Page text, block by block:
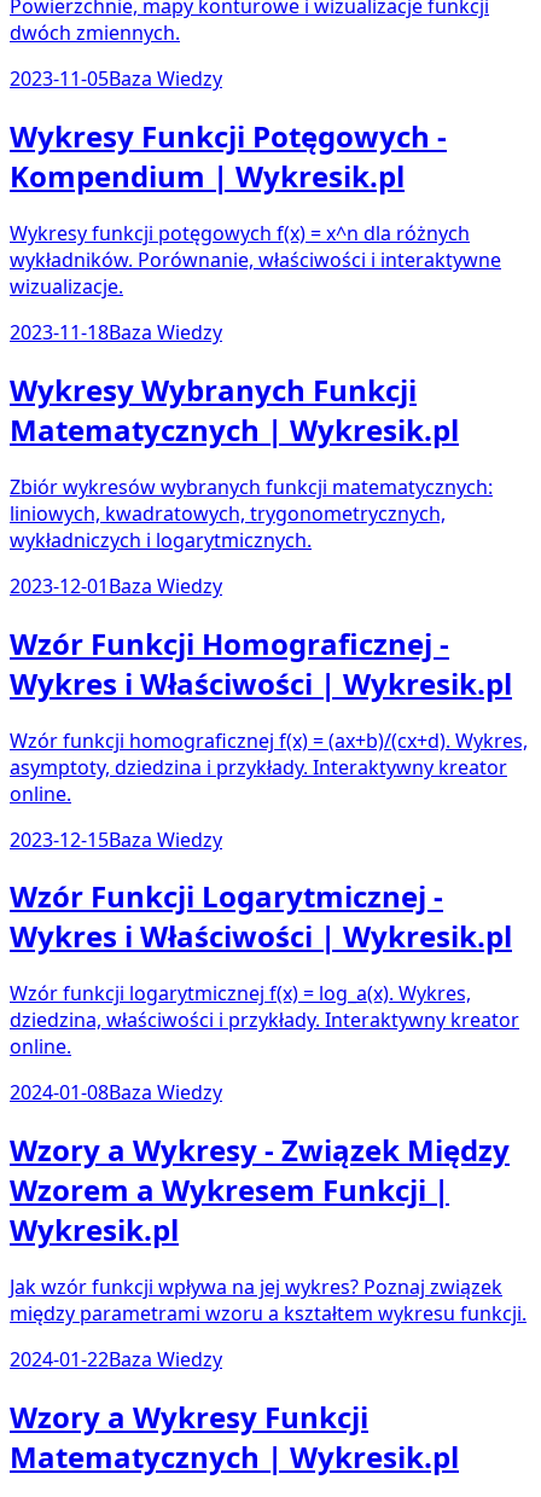
Powierzchnie, mapy konturowe i wizualizacje funkcji
dwóch zmiennych.
2023-11-05Baza Wiedzy
Wykresy Funkcji Potęgowych -
Kompendium | Wykresik.pl
Wykresy funkcji potęgowych f(x) = x^n dla różnych
wykładników. Porównanie, właściwości i interaktywne
wizualizacje.
2023-11-18Baza Wiedzy
Wykresy Wybranych Funkcji
Matematycznych | Wykresik.pl
Zbiór wykresów wybranych funkcji matematycznych:
liniowych, kwadratowych, trygonometrycznych,
wykładniczych i logarytmicznych.
2023-12-01Baza Wiedzy
Wzór Funkcji Homograficznej -
Wykres i Właściwości | Wykresik.pl
Wzór funkcji homograficznej f(x) = (ax+b)/(cx+d). Wykres,
asymptoty, dziedzina i przykłady. Interaktywny kreator
online.
2023-12-15Baza Wiedzy
Wzór Funkcji Logarytmicznej -
Wykres i Właściwości | Wykresik.pl
Wzór funkcji logarytmicznej f(x) = log_a(x). Wykres,
dziedzina, właściwości i przykłady. Interaktywny kreator
online.
2024-01-08Baza Wiedzy
Wzory a Wykresy - Związek Między
Wzorem a Wykresem Funkcji |
Wykresik.pl
Jak wzór funkcji wpływa na jej wykres? Poznaj związek
między parametrami wzoru a kształtem wykresu funkcji.
2024-01-22Baza Wiedzy
Wzory a Wykresy Funkcji
Matematycznych | Wykresik.pl